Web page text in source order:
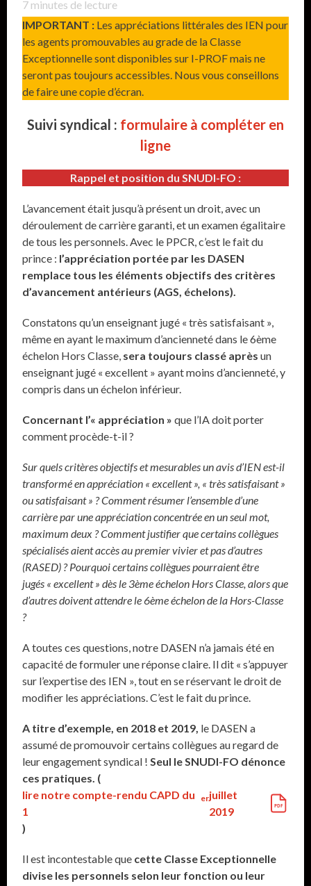
7 minutes de lecture
IMPORTANT : Les appréciations littérales des IEN pour
les agents promouvables au grade de la Classe
Exceptionnelle sont disponibles sur I-PROF mais ne
seront pas toujours accessibles. Nous vous conseillons
de faire une copie d’écran.
Suivi syndical : formulaire à compléter en
ligne
Rappel et position du SNUDI-FO :
L’avancement était jusqu’à présent un droit, avec un
déroulement de carrière garanti, et un examen égalitaire
de tous les personnels. Avec le PPCR, c’est le fait du
prince : l’appréciation portée par les DASEN
remplace tous les éléments objectifs des critères
d’avancement antérieurs (AGS, échelons).
Constatons qu’un enseignant jugé « très satisfaisant »,
même en ayant le maximum d’ancienneté dans le 6ème
échelon Hors Classe, sera toujours classé après un
enseignant jugé « excellent » ayant moins d’ancienneté, y
compris dans un échelon inférieur.
Concernant l’« appréciation » que l’IA doit porter
comment procède-t-il ?
Sur quels critères objectifs et mesurables un avis d’IEN est-il
transformé en appréciation « excellent », « très satisfaisant »
ou satisfaisant » ? Comment résumer l’ensemble d’une
carrière par une appréciation concentrée en un seul mot,
maximum deux ? Comment justifier que certains collègues
spécialisés aient accès au premier vivier et pas d’autres
(RASED) ? Pourquoi certains collègues pourraient être
jugés « excellent » dès le 3ème échelon Hors Classe, alors que
d’autres doivent attendre le 6ème échelon de la Hors-Classe
?
A toutes ces questions, notre DASEN n’a jamais été en
capacité de formuler une réponse claire. Il dit « s’appuyer
sur l’expertise des IEN », tout en se réservant le droit de
modifier les appréciations. C’est le fait du prince.
A titre d’exemple, en 2018 et 2019, le DASEN a
assumé de promouvoir certains collègues au regard de
leur engagement syndical ! Seul le SNUDI-FO dénonce
ces pratiques. (
lire notre compte-rendu CAPD du
1
erjuillet
2019
)
Il est incontestable que cette Classe Exceptionnelle
divise les personnels selon leur fonction ou leur